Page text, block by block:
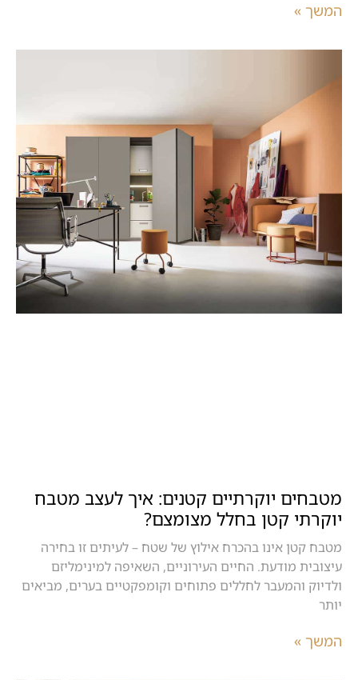
המשך »
מטבחים יוקרתיים קטנים: איך לעצב מטבח
יוקרתי קטן בחלל מצומצם?
מטבח קטן אינו בהכרח אילוץ של שטח – לעיתים זו בחירה
עיצובית מודעת. החיים העירוניים, השאיפה למינימליזם
ולדיוק והמעבר לחללים פתוחים וקומפקטיים בערים, מביאים
יותר
המשך »